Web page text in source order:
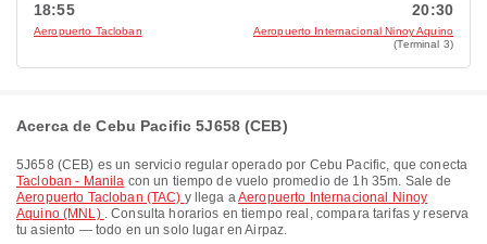
18:55
Aeropuerto Tacloban
20:30
Aeropuerto Internacional Ninoy Aquino
(Terminal 3)
Acerca de Cebu Pacific 5J658 (CEB)
5J658 (CEB) es un servicio regular operado por Cebu Pacific, que conecta
Tacloban - Manila con un tiempo de vuelo promedio de 1h 35m. Sale de
Aeropuerto Tacloban (TAC) y llega aAeropuerto Internacional Ninoy
Aquino (MNL) . Consulta horarios en tiempo real, compara tarifas y reserva
tu asiento — todo en un solo lugar en Airpaz.